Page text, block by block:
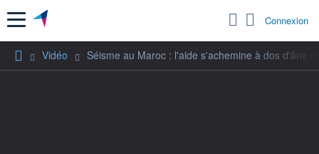
Menu Connexion
Vidéo Séisme au Maroc : l'aide s'achemine à dos d'âne